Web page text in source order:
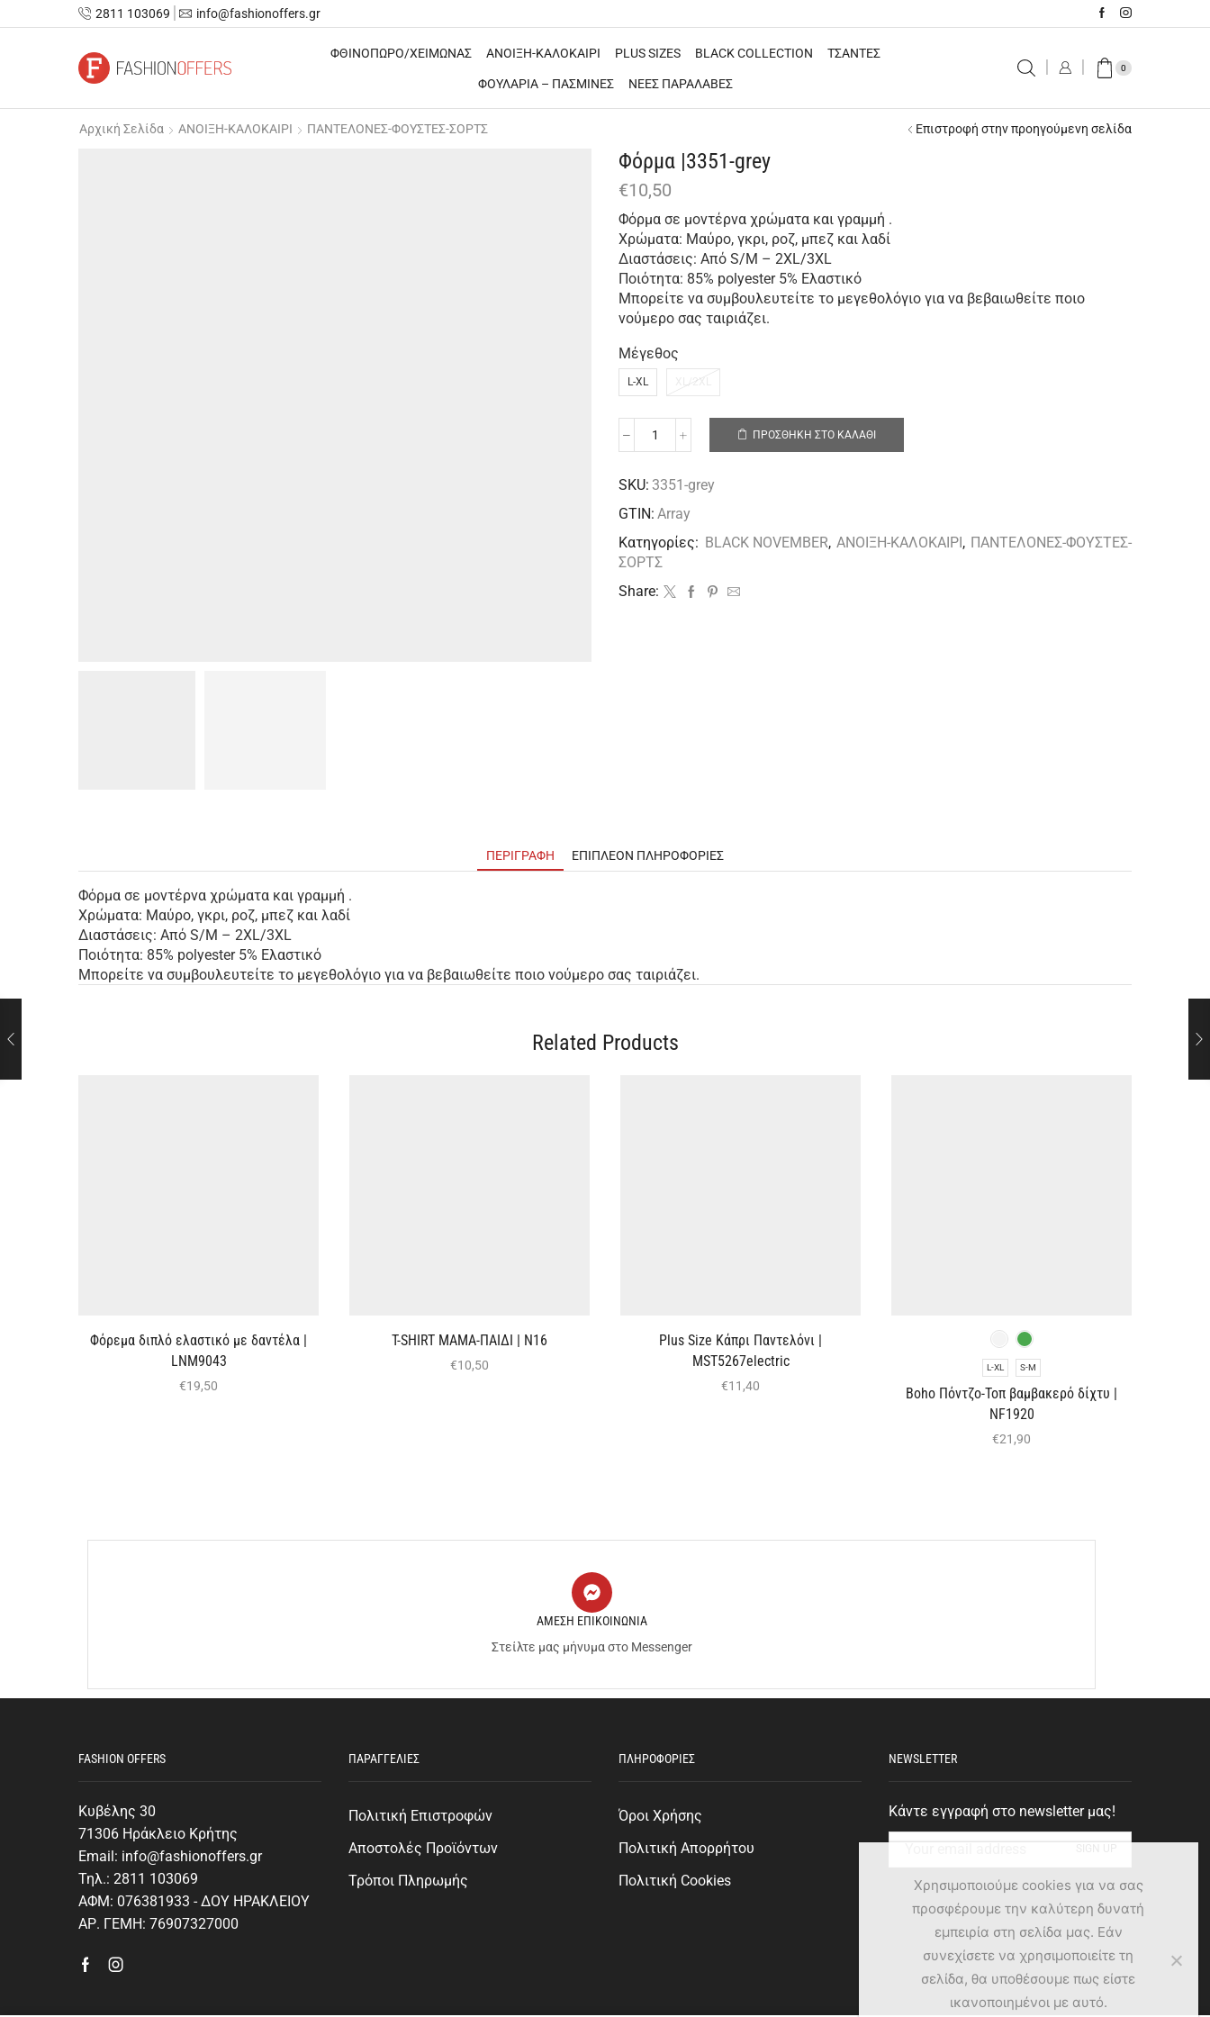
2811 103069 info@fashionoffers.gr
ΦΘΙΝΟΠΩΡΟ/ΧΕΙΜΩΝΑΣ ΑΝΟΙΞΗ-ΚΑΛΟΚΑΙΡΙ PLUS SIZES BLACK COLLECTION ΤΣΑΝΤΕΣ
ΦΟΥΛΑΡΙΑ – ΠΑΣΜΙΝΕΣ ΝΕΕΣ ΠΑΡΑΛΑΒΕΣ
0
Αρχική Σελίδα ΑΝΟΙΞΗ-ΚΑΛΟΚΑΙΡΙ ΠΑΝΤΕΛΟΝΕΣ-ΦΟΥΣΤΕΣ-ΣΟΡΤΣ Επιστροφή στην προηγούμενη σελίδα
Φόρμα |3351-grey
€10,50
Φόρμα σε μοντέρνα χρώματα και γραμμή .
Χρώματα: Μαύρο, γκρι, ροζ, μπεζ και λαδί
Διαστάσεις: Από S/M – 2XL/3XL
Ποιότητα: 85% polyester 5% Ελαστικό
Μπορείτε να συμβουλευτείτε το μεγεθολόγιο για να βεβαιωθείτε ποιο
νούμερο σας ταιριάζει.
Μέγεθος
L-XL XL/2XL
ΠΡΟΣΘΉΚΗ ΣΤΟ ΚΑΛΆΘΙ
SKU: 3351-grey
GTIN: Array
Κατηγορίες: BLACK NOVEMBER, ΑΝΟΙΞΗ-ΚΑΛΟΚΑΙΡΙ , ΠΑΝΤΕΛΟΝΕΣ-ΦΟΥΣΤΕΣ-
ΣΟΡΤΣ
Share:
ΠΕΡΙΓΡΑΦΉ ΕΠΙΠΛΈΟΝ ΠΛΗΡΟΦΟΡΊΕΣ
Φόρμα σε μοντέρνα χρώματα και γραμμή .
Χρώματα: Μαύρο, γκρι, ροζ, μπεζ και λαδί
Διαστάσεις: Από S/M – 2XL/3XL
Ποιότητα: 85% polyester 5% Ελαστικό
Μπορείτε να συμβουλευτείτε το μεγεθολόγιο για να βεβαιωθείτε ποιο νούμερο σας ταιριάζει.
Related Products
Φόρεμα διπλό ελαστικό με δαντέλα |
LNM9043
€19,50
T-SHIRT ΜΑΜΑ-ΠΑΙΔΙ | Ν16
€10,50
Plus Size Κάπρι Παντελόνι |
MST5267electric
€11,40
L-XL S-M
Boho Πόντζο-Τοπ βαμβακερό δίχτυ |
NF1920
€21,90
ΑΜΕΣΗ ΕΠΙΚΟΙΝΩΝΙΑ
Στείλτε μας μήνυμα στο Messenger
FASHION OFFERS
Κυβέλης 30
71306 Ηράκλειο Κρήτης
Email: info@fashionoffers.gr
Τηλ.: 2811 103069
ΑΦΜ: 076381933 - ΔΟΥ ΗΡΑΚΛΕΙΟΥ
ΑΡ. ΓΕΜΗ: 76907327000
ΠΑΡΑΓΓΕΛΙΕΣ
Πολιτική Επιστροφών
Αποστολές Προϊόντων
Τρόποι Πληρωμής
ΠΛΗΡΟΦΟΡΙΕΣ
Όροι Χρήσης
Πολιτική Απορρήτου
Πολιτική Cookies
NEWSLETTER
Κάντε εγγραφή στο newsletter μας!
Χρησιμοποιούμε cookies για να σας
προσφέρουμε την καλύτερη δυνατή
εμπειρία στη σελίδα μας. Εάν
συνεχίσετε να χρησιμοποιείτε τη
σελίδα, θα υποθέσουμε πως είστε
ικανοποιημένοι με αυτό.